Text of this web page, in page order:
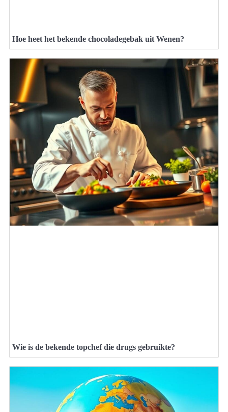
Hoe heet het bekende chocoladegebak uit Wenen?
Wie is de bekende topchef die drugs gebruikte?